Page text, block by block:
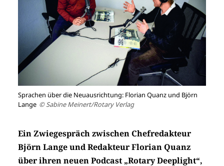
Sprachen über die Neuausrichtung: Florian Quanz und Björn
Lange © Sabine Meinert/Rotary Verlag
Ein Zwiegespräch zwischen Chefredakteur
Björn Lange und Redakteur Florian Quanz
über ihren neuen Podcast „Rotary Deeplight“,